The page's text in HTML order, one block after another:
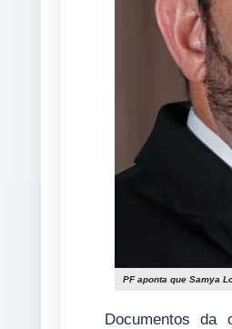
PF aponta que Samya
Documentos da